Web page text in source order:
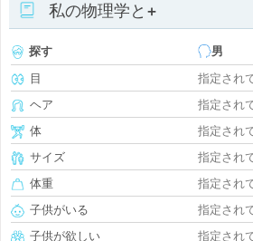
私の物理学と+
探す
男
目
指定され
ヘア
指定され
体
指定され
サイズ
指定され
体重
指定され
子供がいる
指定され
子供が欲しい
指定され